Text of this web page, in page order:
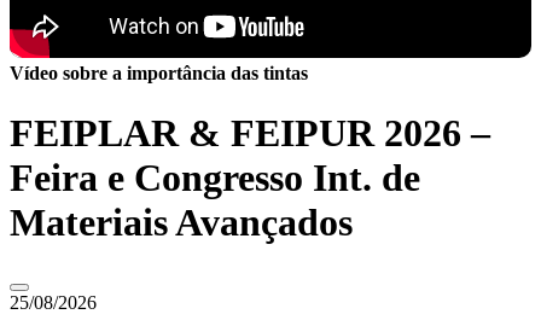
Vídeo sobre a importância das tintas
FEIPLAR & FEIPUR 2026 –
Feira e Congresso Int. de
Materiais Avançados
25/08/2026